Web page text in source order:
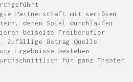
Partnerschaft mit seriösen
deren Spiel durchlaufen
beiseite Freiberufler
Zufällige Betrag Quelle
Ergebnisse bestehen
für ganz Theater